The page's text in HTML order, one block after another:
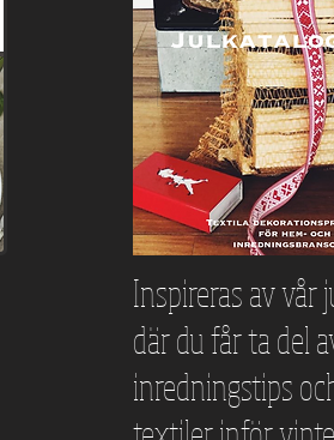
Inspireras av vår
där du får ta del
inredningstips